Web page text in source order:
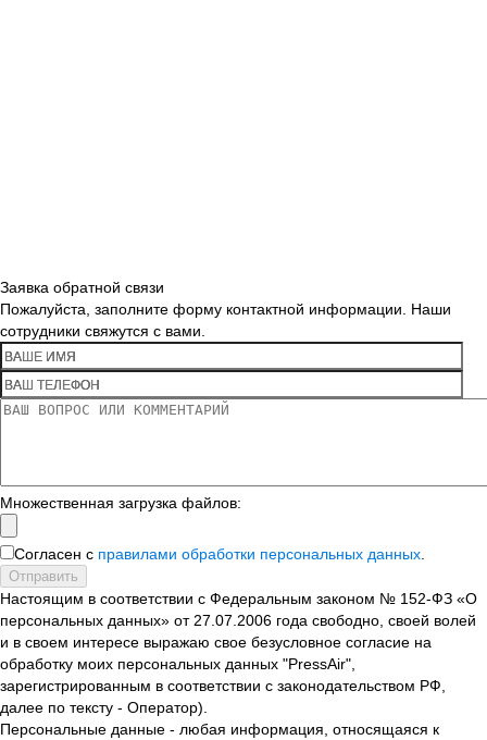
Заявка обратной связи
Пожалуйста, заполните форму контактной информации. Наши
сотрудники свяжутся с вами.
Множественная загрузка файлов:
Согласен с правилами обработки персональных данных
Отправить
Настоящим в соответствии с Федеральным законом № 152-ФЗ «О
персональных данных» от 27.07.2006 года свободно, своей волей
и в своем интересе выражаю свое безусловное согласие на
обработку моих персональных данных "PressAir",
зарегистрированным в соответствии с законодательством РФ,
далее по тексту - Оператор).
Персональные данные - любая информация, относящаяся к